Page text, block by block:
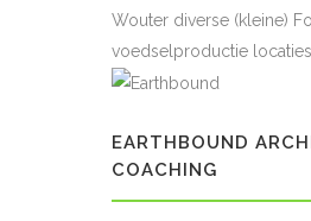
Wouter diverse (kleine)
voedselproductie
EARTHBOUND
COACHING